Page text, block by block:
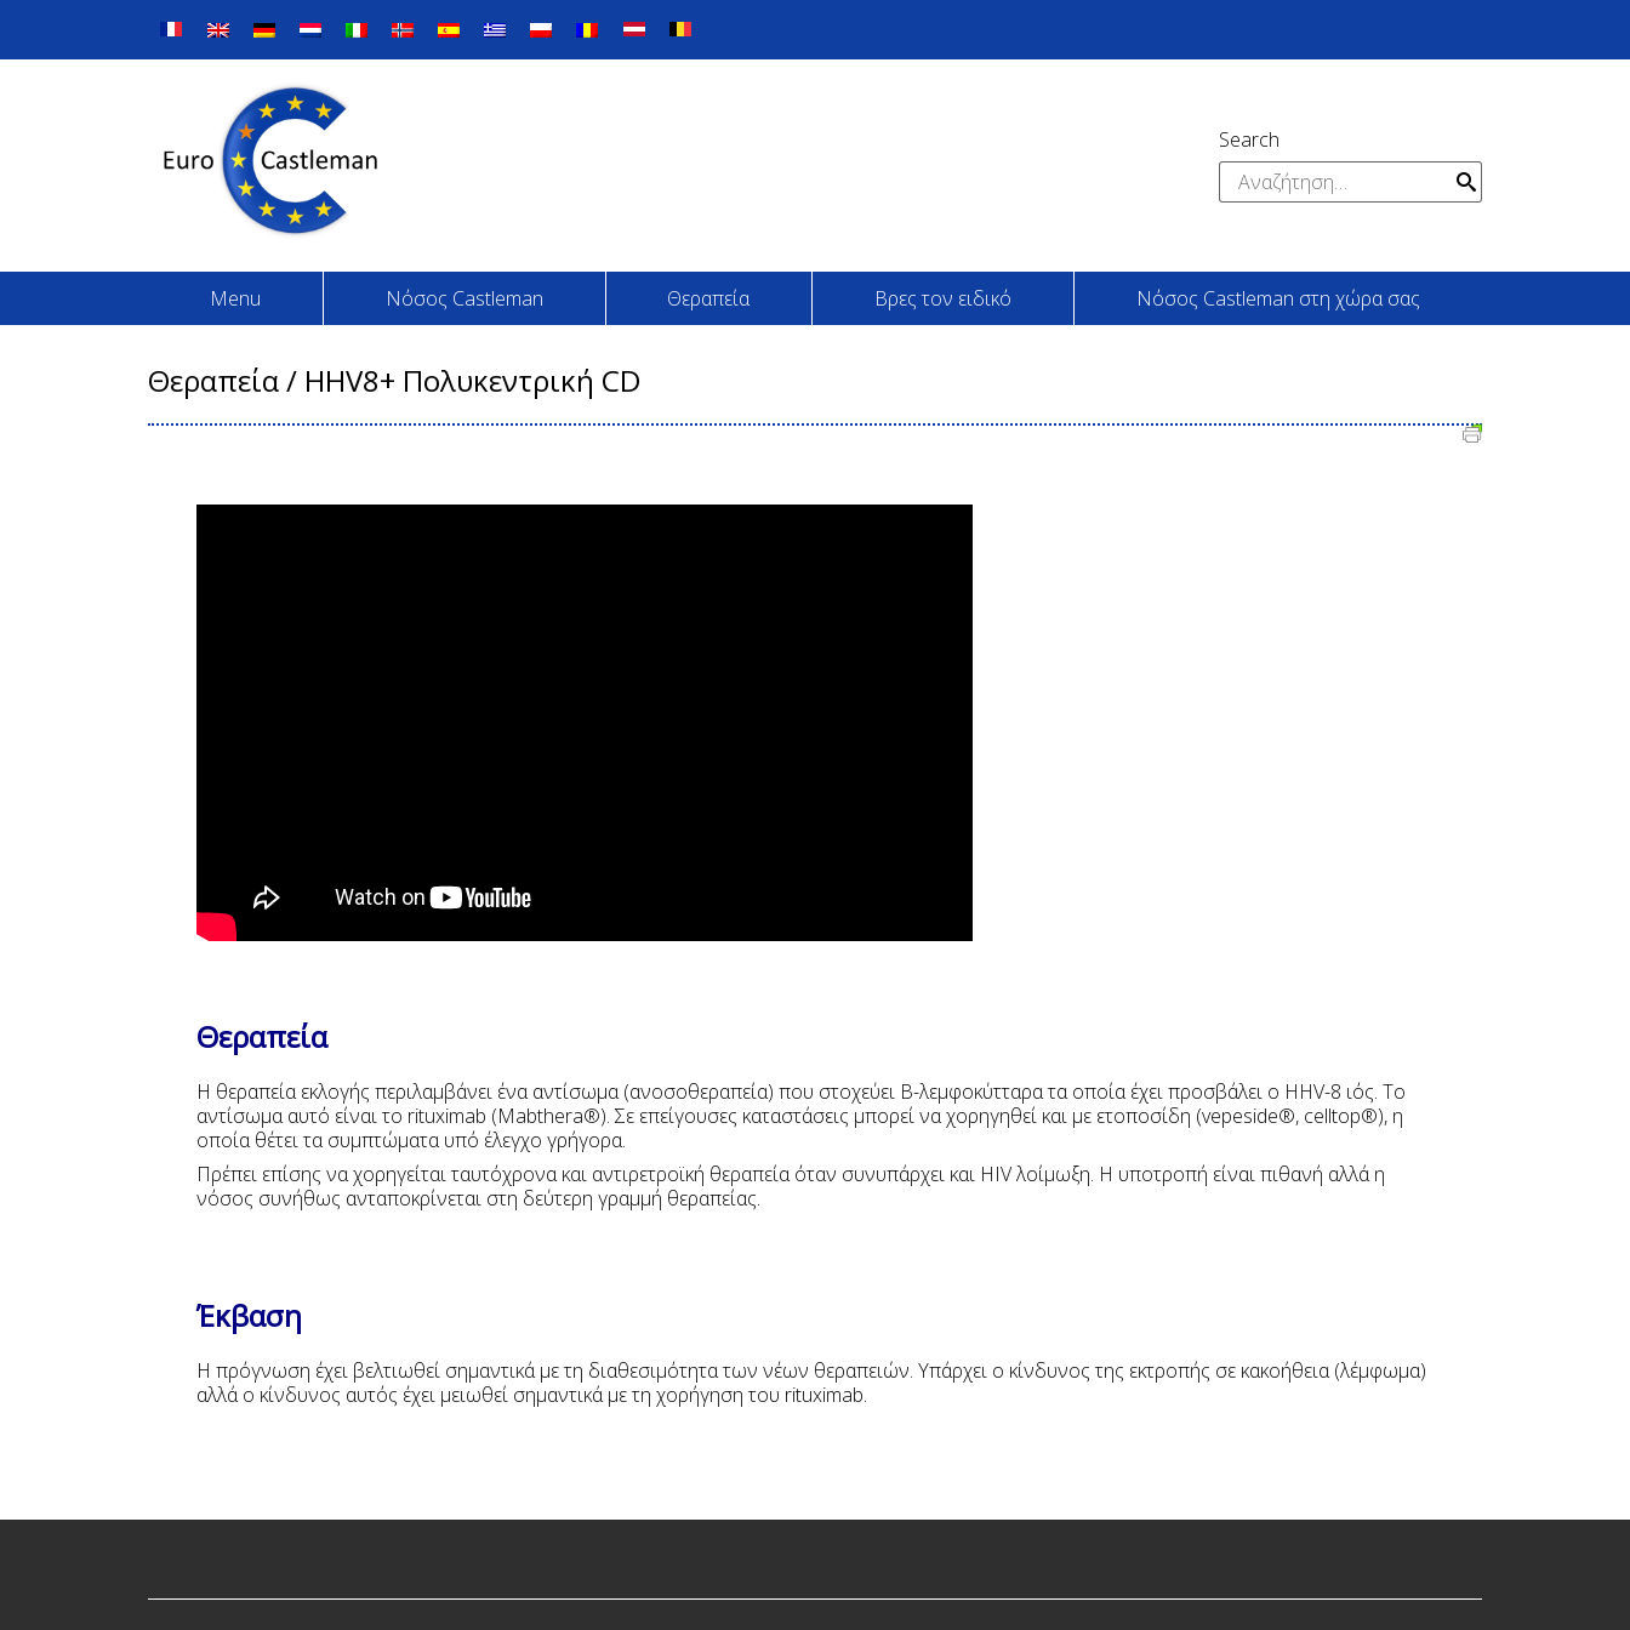
content
Search
Αναζήτηση
για:
Menu Νόσος Castleman Θεραπεία Βρες τον ειδικό Νόσος Castleman στη χώρα σας
Θεραπεία / HHV8+ Πολυκεντρική CD
Θεραπεία
Η θεραπεία εκλογής περιλαμβάνει ένα αντίσωμα (ανοσοθεραπεία) που στοχεύει Β-λεμφοκύτταρα τα οποία έχει προσβάλει ο HHV-8 ιός. Το
αντίσωμα αυτό είναι το rituximab (Mabthera®). Σε επείγουσες καταστάσεις μπορεί να χορηγηθεί και με ετοποσίδη (vepeside®, celltop®), η
οποία θέτει τα συμπτώματα υπό έλεγχο γρήγορα.
Πρέπει επίσης να χορηγείται ταυτόχρονα και αντιρετροϊκή θεραπεία όταν συνυπάρχει και HIV λοίμωξη. Η υποτροπή είναι πιθανή αλλά η
νόσος συνήθως ανταποκρίνεται στη δεύτερη γραμμή θεραπείας.
Έκβαση
Η πρόγνωση έχει βελτιωθεί σημαντικά με τη διαθεσιμότητα των νέων θεραπειών. Υπάρχει ο κίνδυνος της εκτροπής σε κακοήθεια (λέμφωμα)
αλλά ο κίνδυνος αυτός έχει μειωθεί σημαντικά με τη χορήγηση του rituximab.